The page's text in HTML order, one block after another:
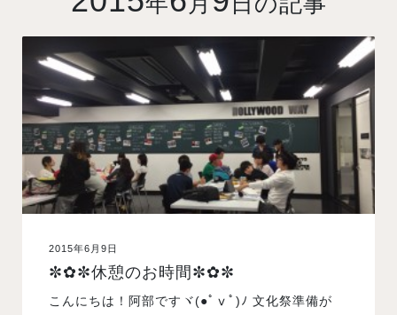
就職・デビュー
入試案内
学校情報
オープンキャンパス
訪問者別メニュー
2015年6月9日
✼✿✼休憩のお時間✼✿✼
こんにちは！阿部ですヾ(●ﾟⅴﾟ)ﾉ 文化祭準備が